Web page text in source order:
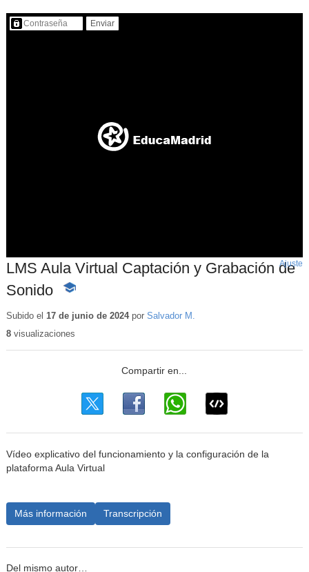
Contenido protegido…
LMS Aula Virtual Captación y Grabación de
Sonido
-
educativo
Ajuste
Subido el 17 de junio de 2024por Salvador M.
8visualizaciones
Vídeo explicativo del funcionamiento y la configuración de la
plataforma Aula Virtual
Más información Transcripción
Del mismo autor…